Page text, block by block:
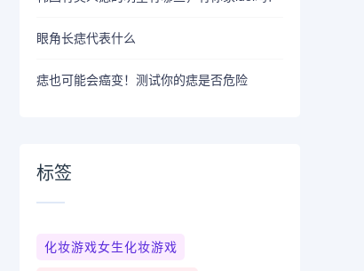
眼角长痣代表什么
痣也可能会癌变！​测试你的痣是否危险
标签
化妆游戏女生化妆游戏